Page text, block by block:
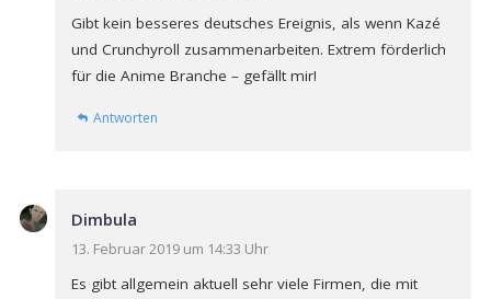
Gibt kein besseres deutsches Ereignis, als wenn Kazé
und Crunchyroll zusammenarbeiten. Extrem förderlich
für die Anime Branche – gefällt mir!
Antworten
Dimbula
13. Februar 2019 um 14:33 Uhr
Es gibt allgemein aktuell sehr viele Firmen, die mit